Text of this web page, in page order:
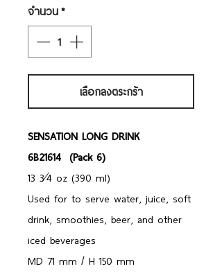
จำนวน*
เลือกลงตระกร้า
SENSATION LONG DRINK
6B21614 (Pack 6)
13 3⁄4 oz (390 ml)
Used for to serve water, juice, soft
drink, smoothies, beer, and other
iced beverages
MD 71 mm / H 150 mm